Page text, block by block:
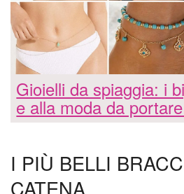
Gioielli da spiaggia: i
e alla moda da
I PIÙ BELLI
CATENA